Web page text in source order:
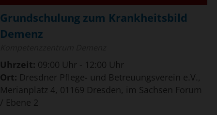
Grundschulung zum Krankheitsbild
Demenz
Uhrzeit: 09:00 Uhr - 12:00 Uhr
Ort: Dresdner Pflege- und Betreuungsverein e.V.,
Merianplatz 4, 01169 Dresden, im Sachsen Forum
/ Ebene 2